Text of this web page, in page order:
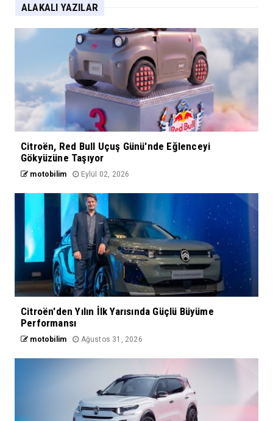
ALAKALI YAZILAR
Citroën, Red Bull Uçuş Günü'nde Eğlenceyi
Gökyüzüne Taşıyor
motobilim Eylül 02, 2026
Citroën'den Yılın İlk Yarısında Güçlü Büyüme
Performansı
motobilim Ağustos 31, 2026